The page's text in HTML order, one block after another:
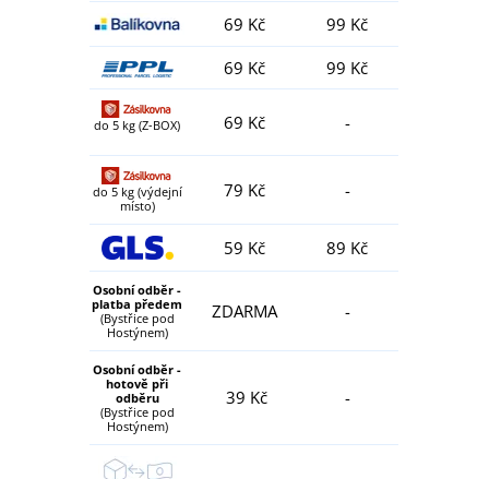
69 Kč
99 Kč
69 Kč
99 Kč
do 5 kg (Z-BOX) 69 Kč -
do 5 kg (výdejní
místo)
79 Kč -
59 Kč 89 Kč
Osobní odběr -
platba předem
(Bystřice pod
Hostýnem)
ZDARMA -
Osobní odběr -
hotově při
odběru
(Bystřice pod
Hostýnem)
39 Kč -